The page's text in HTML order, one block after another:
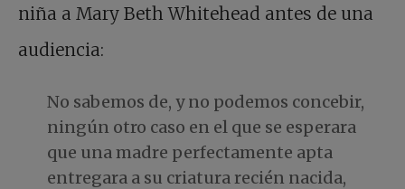
niña a Mary Beth Whitehead antes de una
audiencia:
No sabemos de, y no podemos concebir,
ningún otro caso en el que se esperara
que una madre perfectamente apta
entregara a su criatura recién nacida,